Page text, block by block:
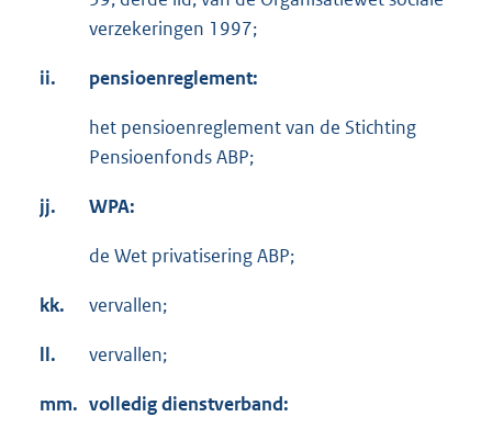
verzekeringen 1997;
ii. pensioenreglement:
het pensioenreglement van de Stichting
Pensioenfonds ABP;
jj. WPA:
de Wet privatisering ABP;
kk. vervallen;
ll. vervallen;
mm. volledig dienstverband: